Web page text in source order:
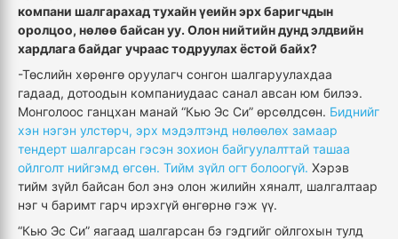
компани шалгарахад тухайн үеийн эрх баригчдын
оролцоо, нөлөө байсан уу. Олон нийтийн дунд элдвийн
хардлага байдаг учраас тодруулах ёстой байх?
-Төслийн хөрөнгө оруулагч сонгон шалгаруулахдаа
гадаад, дотоодын компаниудаас санал авсан юм билээ.
Монголоос ганцхан манай “Кью Эс Си” өрсөлдсөн. Биднийг
хэн нэгэн улстөрч, эрх мэдэлтэнд нөлөөлөх замаар
тендерт шалгарсан гэсэн зохион байгуулалттай ташаа
ойлголт нийгэмд өгсөн. Тийм зүйл огт болоогүй. Хэрэв
тийм зүйл байсан бол энэ олон жилийн хяналт, шалгалтаар
нэг ч баримт гарч ирэхгүй өнгөрнө гэж үү.
“Кью Эс Си” яагаад шалгарсан бэ гэдгийг ойлгохын тулд